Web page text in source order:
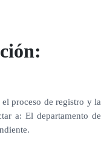
proceso de registro y la
a: El departamento de